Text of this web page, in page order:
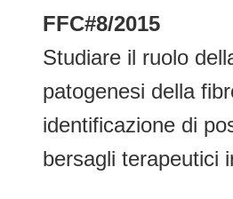
FFC#8/2015
Studiare il ruolo
patogenesi della
identificazione di
bersagli terapeutici